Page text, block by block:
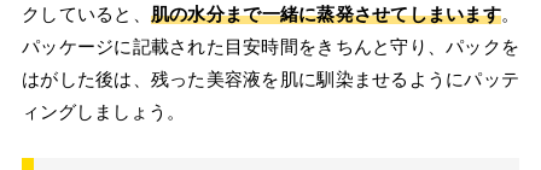
クしていると、 肌の水分まで一緒に蒸発させてしまいます。
パッケージに記載された目安時間をきちんと守り、パックを
はがした後は、残った美容液を肌に馴染ませるようにパッテ
ィングしましょう。